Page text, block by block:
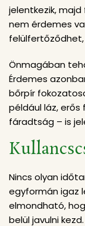
jelentkezik,
nem érdemes
felülfertőződhet,
Önmagában
Érdemes
bőrpír
például láz,
fáradtság – is
Nincs olyan
egyformán igaz
elmondható,
belül javulni